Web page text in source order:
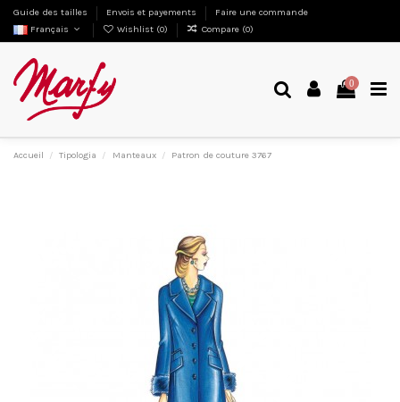
Guide des tailles Envois et payements
Faire une commande
Français
Wishlist (0) Compare (0)
0
Accueil Tipologia Manteaux Patron de couture 3767